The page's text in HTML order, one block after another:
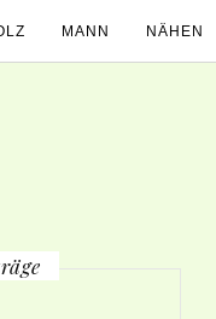
MANN NÄHEN